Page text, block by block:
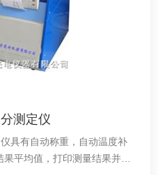
测定仪
具有自动称重，自动温度补
平均值，打印测量结果并输